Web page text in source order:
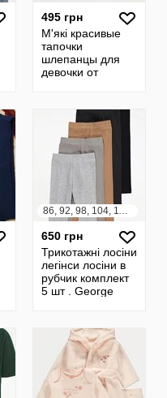
495 грн
М'які красивые
тапочки
шлепанцы для
девочки от
86, 92, 98, 104, 110, 116, 122, 128
650 грн
Трикотажні лосіни
легінси лосіни в
рубчик комплект
5 шт . George